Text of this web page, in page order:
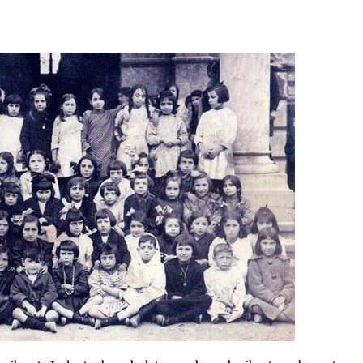
Larunbatean Plentziako Itsas
Martxa ospatuko da
2026/07/07
SOINUGELA: Paul McCartney eta
Ringo Starr-en lan berriak
2026/07/03